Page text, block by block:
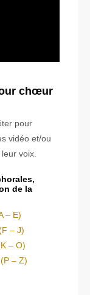
chœur
pour
vidéo et/ou
voix.
de la
– E)
– J)
– O)
– Z)